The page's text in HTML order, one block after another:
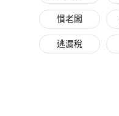
慣老闆
逃漏稅